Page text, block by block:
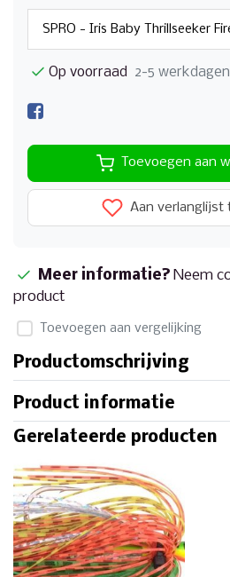
Op voorraad 2-5 werkdagen
Toevoegen aan
Aan verlanglijst
Meer informatie? Neem
product
Toevoegen aan vergelijking
Productomschrijving
Product informatie
Gerelateerde producten